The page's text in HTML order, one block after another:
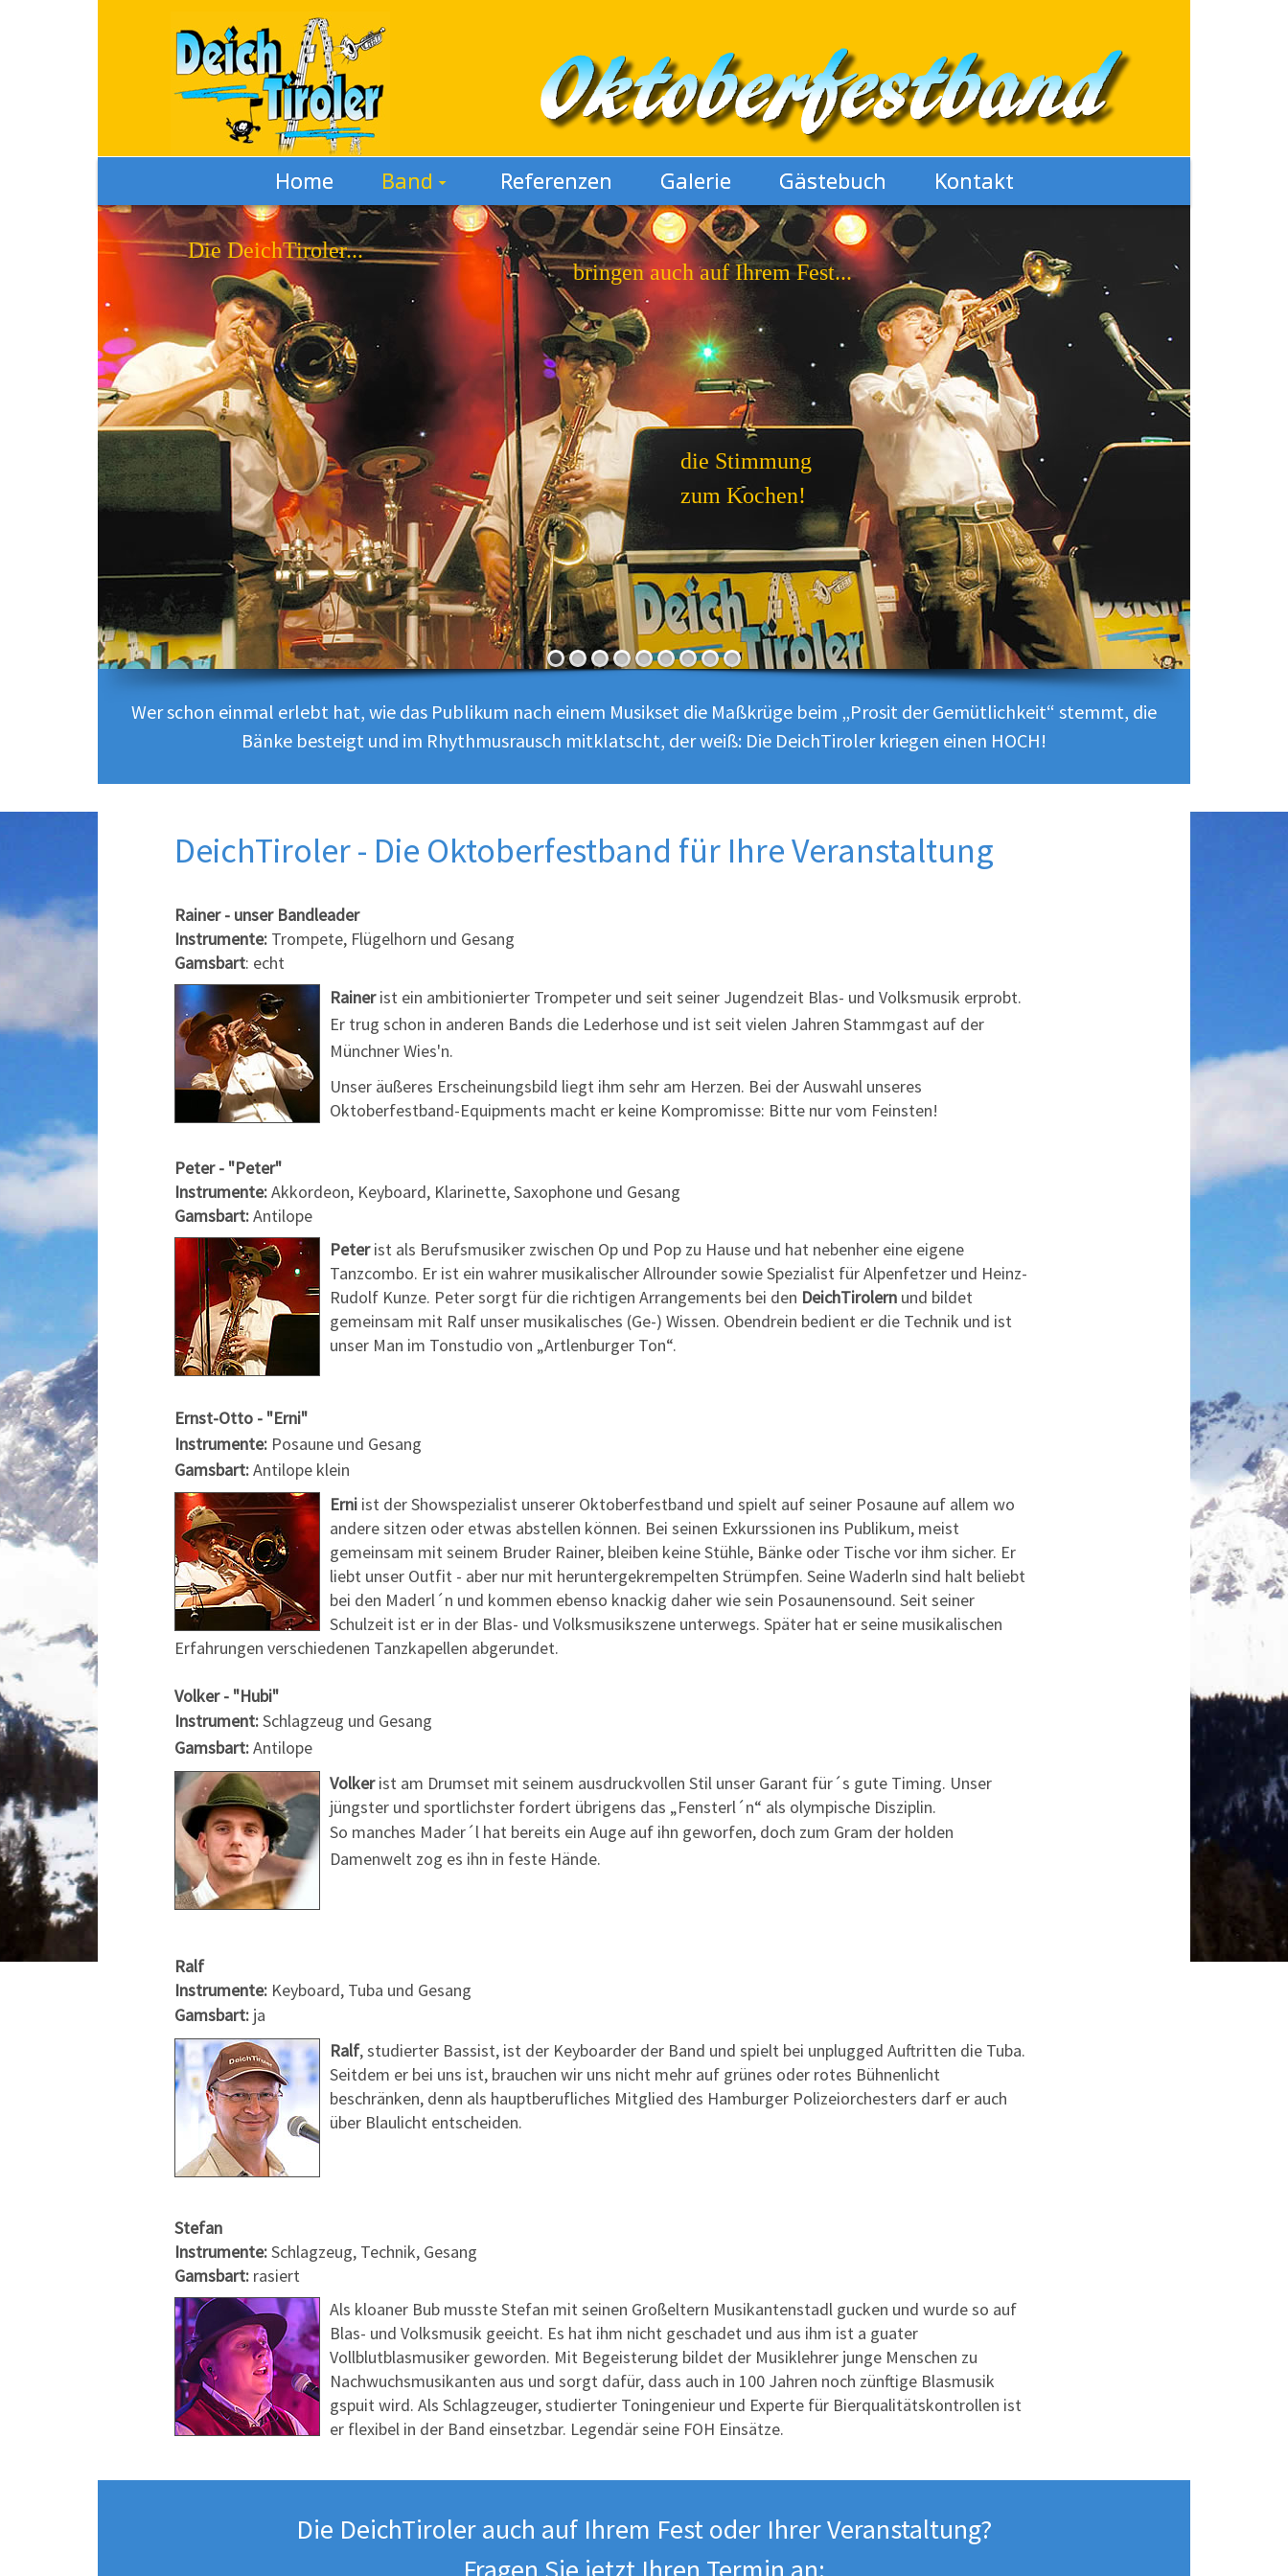
Home Band Referenzen Galerie Gästebuch Kontakt
Die DeichTiroler...
bringen auch auf Ihrem Fest...
die Stimmung
zum Kochen!
Wer schon einmal erlebt hat, wie das Publikum nach einem Musikset die Maßkrüge beim „Prosit der Gemütlichkeit“ stemmt, die
Bänke besteigt und im Rhythmusrausch mitklatscht, der weiß: Die DeichTiroler kriegen einen HOCH!
DeichTiroler - Die Oktoberfestband für Ihre Veranstaltung
Rainer - unser Bandleader
Instrumente:Trompete, Flügelhorn und Gesang
Gamsbart: echt
Rainerist ein ambitionierter Trompeter und seit seiner Jugendzeit Blas- und Volksmusik erprobt.
Er trug schon in anderen Bands die Lederhose und ist seit vielen Jahren Stammgast auf der
Münchner Wies'n.
Unser äußeres Erscheinungsbild liegt ihm sehr am Herzen. Bei der Auswahl unseres
Oktoberfestband-Equipments macht er keine Kompromisse: Bitte nur vom Feinsten!
Peter - "Peter"
Instrumente:Akkordeon, Keyboard, Klarinette, Saxophone und Gesang
Gamsbart:Antilope
Peterist als Berufsmusiker zwischen Op und Pop zu Hause und hat nebenher eine eigene
Tanzcombo. Er ist ein wahrer musikalischer Allrounder sowie Spezialist für Alpenfetzer und Heinz-
Rudolf Kunze. Peter sorgt für die richtigen Arrangements bei den DeichTirolernund bildet
gemeinsam mit Ralf unser musikalisches (Ge-) Wissen. Obendrein bedient er die Technik und ist
unser Man im Tonstudio von „Artlenburger Ton“.
Ernst-Otto - "Erni"
Instrumente:Posaune und Gesang
Gamsbart:Antilope klein
Erni ist der Showspezialist unserer Oktoberfestband und spielt auf seiner Posaune auf allem wo
andere sitzen oder etwas abstellen können. Bei seinen Exkurssionen ins Publikum, meist
gemeinsam mit seinem Bruder Rainer, bleiben keine Stühle, Bänke oder Tische vor ihm sicher. Er
liebt unser Outfit - aber nur mit heruntergekrempelten Strümpfen. Seine Waderln sind halt beliebt
bei den Maderl´n und kommen ebenso knackig daher wie sein Posaunensound. Seit seiner
Schulzeit ist er in der Blas- und Volksmusikszene unterwegs. Später hat er seine musikalischen
Erfahrungen verschiedenen Tanzkapellen abgerundet.
Volker - "Hubi"
Instrument:Schlagzeug und Gesang
Gamsbart:Antilope
Volkerist am Drumset mit seinem ausdruckvollen Stil unser Garant für´s gute Timing. Unser
jüngster und sportlichster fordert übrigens das „Fensterl´n“ als olympische Disziplin.
So manches Mader´l hat bereits ein Auge auf ihn geworfen, doch zum Gram der holden
Damenwelt zog es ihn in feste Hände.
Ralf
Instrumente:Keyboard, Tuba und Gesang
Gamsbart:ja
Ralf, studierter Bassist, ist der Keyboarder der Band und spielt bei unplugged Auftritten die Tuba.
Seitdem er bei uns ist, brauchen wir uns nicht mehr auf grünes oder rotes Bühnenlicht
beschränken, denn als hauptberufliches Mitglied des Hamburger Polizeiorchesters darf er auch
über Blaulicht entscheiden.
Stefan
Instrumente:Schlagzeug, Technik, Gesang
Gamsbart:rasiert
Als kloaner Bub musste Stefan mit seinen Großeltern Musikantenstadl gucken und wurde so auf
Blas- und Volksmusik geeicht. Es hat ihm nicht geschadet und aus ihm ist a guater
Vollblutblasmusiker geworden. Mit Begeisterung bildet der Musiklehrer junge Menschen zu
Nachwuchsmusikanten aus und sorgt dafür, dass auch in 100 Jahren noch zünftige Blasmusik
gspuit wird. Als Schlagzeuger, studierter Toningenieur und Experte für Bierqualitätskontrollen ist
er flexibel in der Band einsetzbar. Legendär seine FOH Einsätze.
Die DeichTiroler auch auf Ihrem Fest oder Ihrer Veranstaltung?